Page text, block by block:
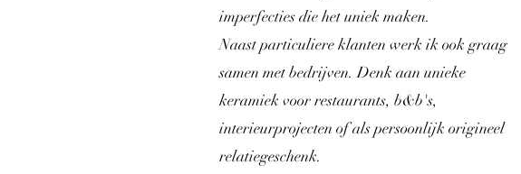
imperfecties die het uniek maken.
Naast particuliere klanten werk ik ook graag
samen met bedrijven. Denk aan unieke
keramiek voor restaurants, b&b's,
interieurprojecten of als persoonlijk origineel
relatiegeschenk.